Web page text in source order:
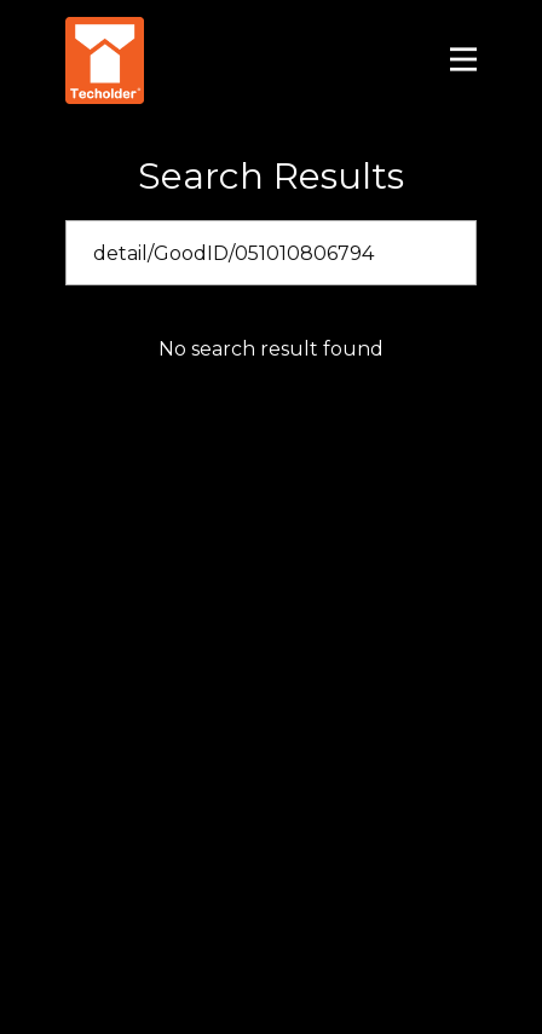
Search Results
No search result found